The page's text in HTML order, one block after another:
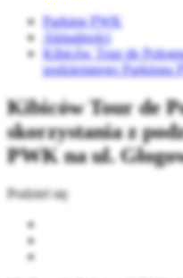
Parking PWK
Aktualności
Kibiców Tour de
podziemnego Parkingu
Kibiców Tour de
skorzystania z
PWK na ul.
Podziel się